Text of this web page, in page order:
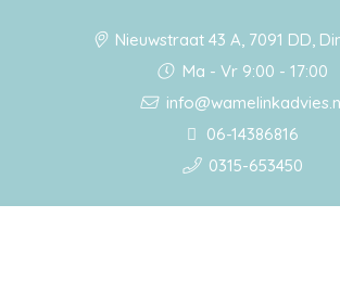
Nieuwstraat 43 A, 7091 DD,
Ma - Vr 9:00 - 17:00
06-14386816
0315-653450